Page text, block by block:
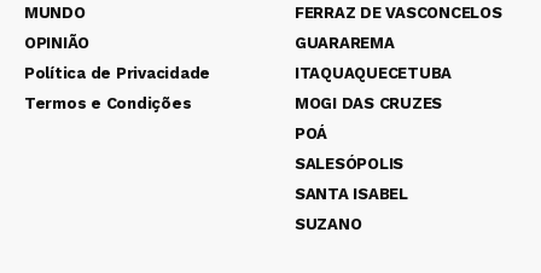
MUNDO
OPINIÃO
Política de Privacidade
Termos e Condições
FERRAZ DE VASCONCELOS
GUARAREMA
ITAQUAQUECETUBA
MOGI DAS CRUZES
POÁ
SALESÓPOLIS
SANTA ISABEL
SUZANO